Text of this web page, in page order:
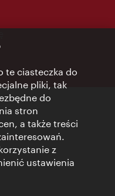
te ciasteczka do
pliki, tak
do
stron
a także treści
z
ustawienia